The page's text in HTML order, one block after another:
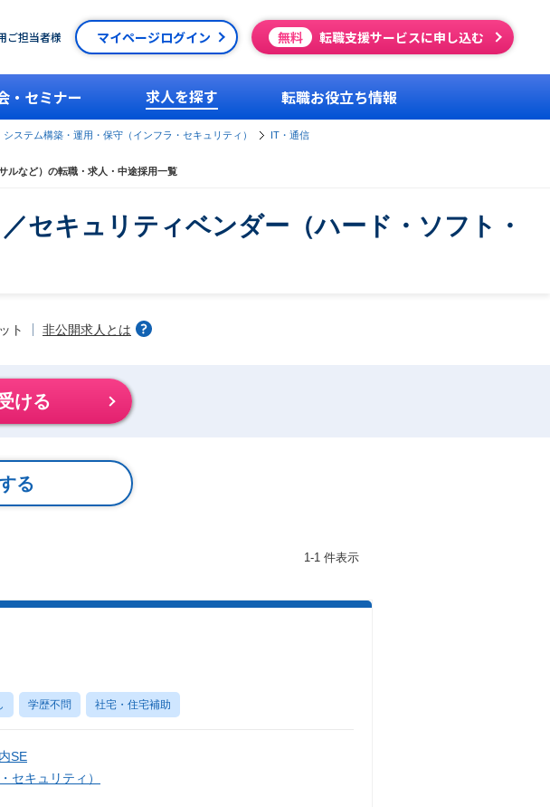
ご担当者様 マイページログイン 無料 転職支援サービスに申し込む
・セミナー 求人を探す 転職お役立ち情報
システム構築・運用・保守（インフラ・セキュリティ）
IT・通信
ルなど）の転職・求人・中途採用一覧
セキュリティベンダー（ハード・ソフト・
ト 非公開求人とは
ける
る
1-1 件表示
学歴不問 社宅・住宅補助
SE
セキュリティ）